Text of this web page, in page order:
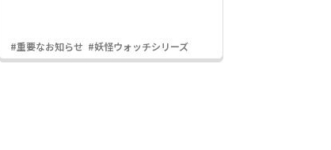
#重要なお知らせ #妖怪ウォッチシリーズ